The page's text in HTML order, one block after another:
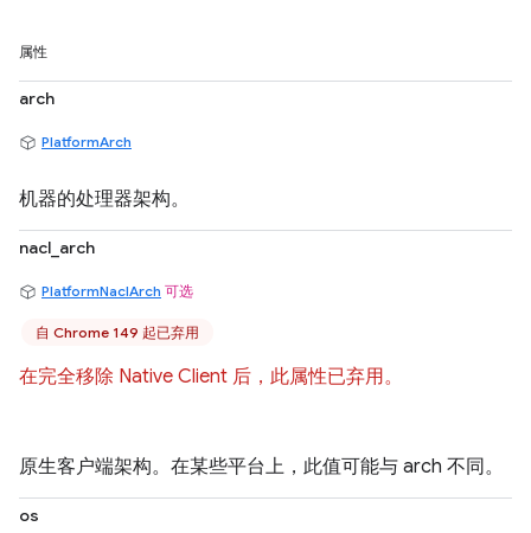
属性
arch
PlatformArch
机器的处理器架构。
nacl_arch
PlatformNaclArch 可选
自 Chrome 149 起已弃用
在完全移除 Native Client 后，此属性已弃用。
原生客户端架构。在某些平台上，此值可能与 arch 不同。
os